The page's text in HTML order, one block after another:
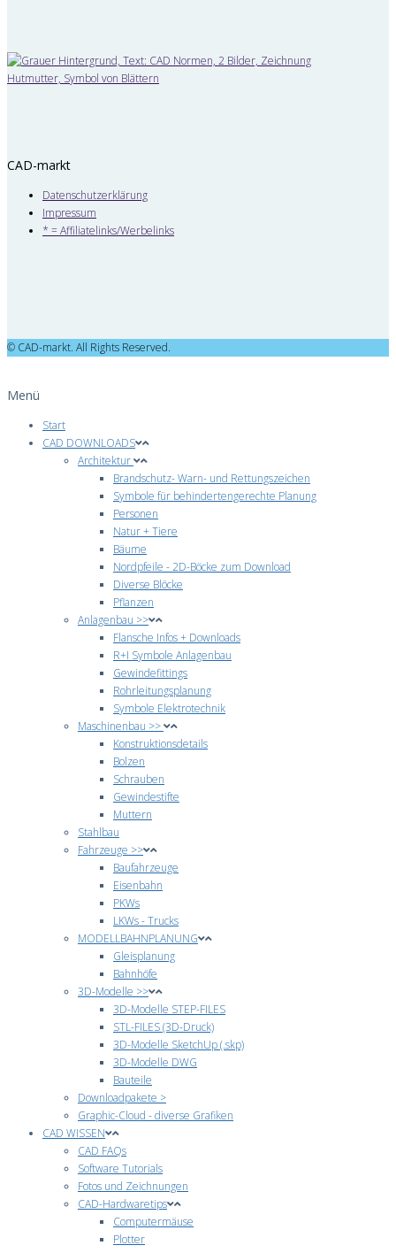
CAD-markt
Datenschutzerklärung
Impressum
* = Affiliatelinks/Werbelinks
© CAD-markt. All Rights Reserved.
Menü
Start
CAD DOWNLOADS
Architektur
Brandschutz- Warn- und Rettungszeichen
Symbole für behindertengerechte Planung
Personen
Natur + Tiere
Bäume
Nordpfeile - 2D-Böcke zum Download
Diverse Blöcke
Pflanzen
Anlagenbau >>
Flansche Infos + Downloads
R+I Symbole Anlagenbau
Gewindefittings
Rohrleitungsplanung
Symbole Elektrotechnik
Maschinenbau >>
Konstruktionsdetails
Bolzen
Schrauben
Gewindestifte
Muttern
Stahlbau
Fahrzeuge >>
Baufahrzeuge
Eisenbahn
PKWs
LKWs - Trucks
MODELLBAHNPLANUNG
Gleisplanung
Bahnhöfe
3D-Modelle >>
3D-Modelle STEP-FILES
STL-FILES (3D-Druck)
3D-Modelle SketchUp (.skp)
3D-Modelle DWG
Bauteile
Downloadpakete >
Graphic-Cloud - diverse Grafiken
CAD WISSEN
CAD FAQs
Software Tutorials
Fotos und Zeichnungen
CAD-Hardwaretips
Computermäuse
Plotter